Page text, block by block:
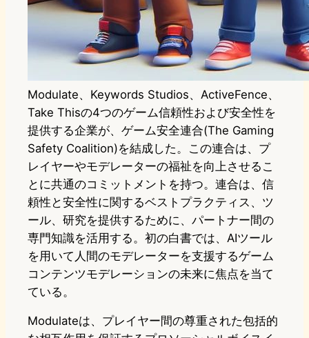
Modulate、Keywords Studios、ActiveFence、
Take Thisの4つのゲーム信頼性および安全性を
提供する企業が、ゲーム安全連合(The Gaming
Safety Coalition)を結成した。この連合は、プ
レイヤーやモデレーターの福祉を向上させるこ
とに共通のコミットメントを持つ。連合は、信
頼性と安全性に関するベストプラクティス、ツ
ール、研究を提供するために、パートナー間の
専門知識を活用する。初の白書では、AIツール
を用いて人間のモデレーターを支援するゲーム
コンテンツモデレーションの未来に焦点を当て
ている。
Modulateは、プレイヤー間の尊重された包括的